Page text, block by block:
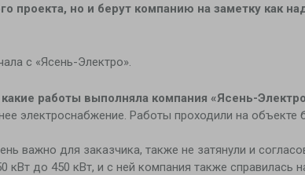
проекта, но и берут компанию на заметку как
с «Ясень-Электро».
работы выполняла компания «Ясень-
электроснабжение. Работы проходили на объекте
важно для заказчика, также не затянули и
до 450 кВт, и с ней компания также справилась